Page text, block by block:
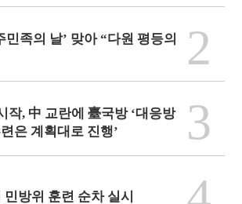
민족의 날’ 맞아 “다원 평등의
2
작, 中 교란에 臺국방 ‘대응방
은 계획대로 진행’
3
방위 훈련 순차 실시